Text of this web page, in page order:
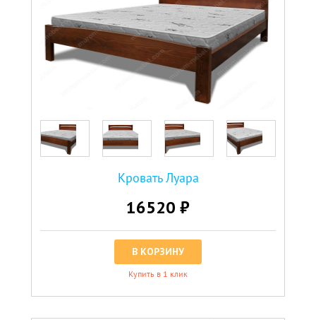
Кровать Луара
16520 ₽
В КОРЗИНУ
Купить в 1 клик